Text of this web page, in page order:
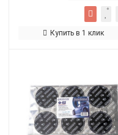
Купить в 1 клик